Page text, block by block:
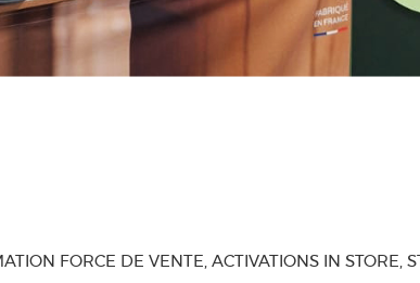
FORCE DE VENTE, ACTIVATIONS IN STORE,